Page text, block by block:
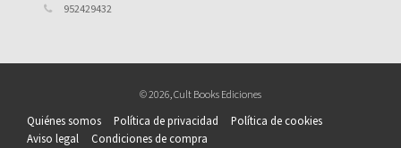
952429432
© 2026, Cult Books Ediciones
Quiénes somos Política de privacidad
Política de cookies
Aviso legal
Condiciones de compra